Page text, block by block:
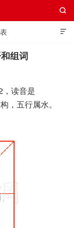

英语词典

组词
读音是
，五行属水。